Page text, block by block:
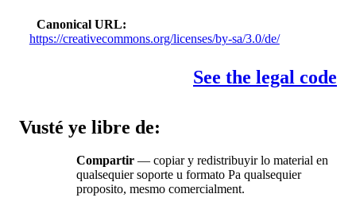
Canonical URL
https://creativecommons.org/licenses/by-sa/3.0/de/
See the legal code
Vusté ye libre de:
Compartir — copiar y redistribuyir lo material en
qualsequier soporte u formato Pa qualsequier
proposito, mesmo comercialment.